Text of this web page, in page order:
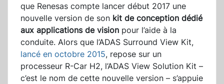
que Renesas compte lancer début 2017 une
nouvelle version de son kit de conception dédié
aux applications de vision pour l’aide à la
conduite. Alors que l’ADAS Surround View Kit,
lancé en octobre 2015, repose sur un
processeur R-Car H2, l’ADAS View Solution Kit –
c’est le nom de cette nouvelle version – s’appuie